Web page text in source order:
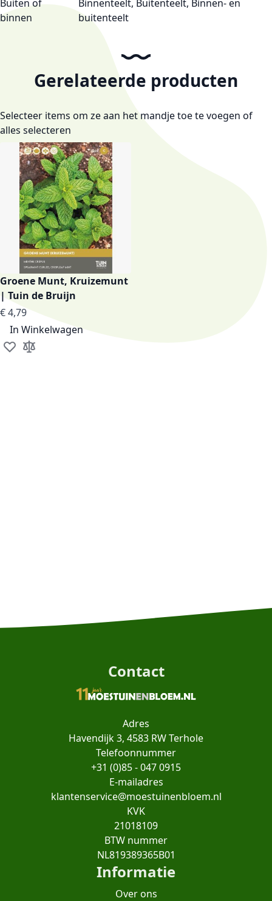
Buiten of
binnen
Binnenteelt, Buitenteelt, Binnen- en
buitenteelt
Gerelateerde producten
Selecteer items om ze aan het mandje toe te voegen of
alles selecteren
Groene Munt, Kruizemunt
| Tuin de Bruijn
€ 4,79
In Winkelwagen
Voeg toe aan verlanglijst
Toevoegen om te vergelijken
Contact
Adres
Havendijk 3, 4583 RW Terhole
Telefoonnummer
+31 (0)85 - 047 0915
E-mailadres
klantenservice@moestuinenbloem.nl
KVK
21018109
BTW nummer
NL819389365B01
Informatie
Over ons